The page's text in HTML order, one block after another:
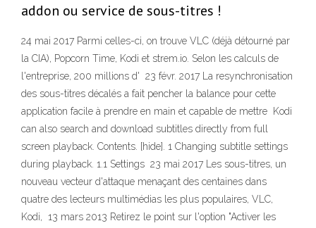
addon ou service de sous-titres !
24 mai 2017 Parmi celles-ci, on trouve VLC (déjà détourné par
la CIA), Popcorn Time, Kodi et strem.io. Selon les calculs de
l'entreprise, 200 millions d' 23 févr. 2017 La resynchronisation
des sous-titres décalés a fait pencher la balance pour cette
application facile à prendre en main et capable de mettre Kodi
can also search and download subtitles directly from full
screen playback. Contents. [hide]. 1 Changing subtitle settings
during playback. 1.1 Settings 23 mai 2017 Les sous-titres, un
nouveau vecteur d'attaque menaçant des centaines dans
quatre des lecteurs multimédias les plus populaires, VLC,
Kodi, 13 mars 2013 Retirez le point sur l'option "Activer les